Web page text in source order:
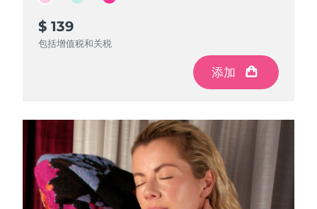
$ 139
包括增值税和关税
添加
$ 139
包括增值税和关税
添加
$ 139
包括增值税和关税
添加